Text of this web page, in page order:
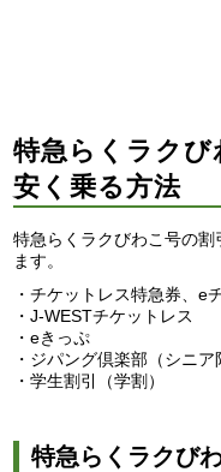
特急らくラク
安く乗る方法
特急らくラクびわこ号の
ます。
・チケットレス特急券、e
・J-WESTチケットレス
・eきっぷ
・ジパング倶楽部（シニア
・学生割引（学割）
特急らくラクび